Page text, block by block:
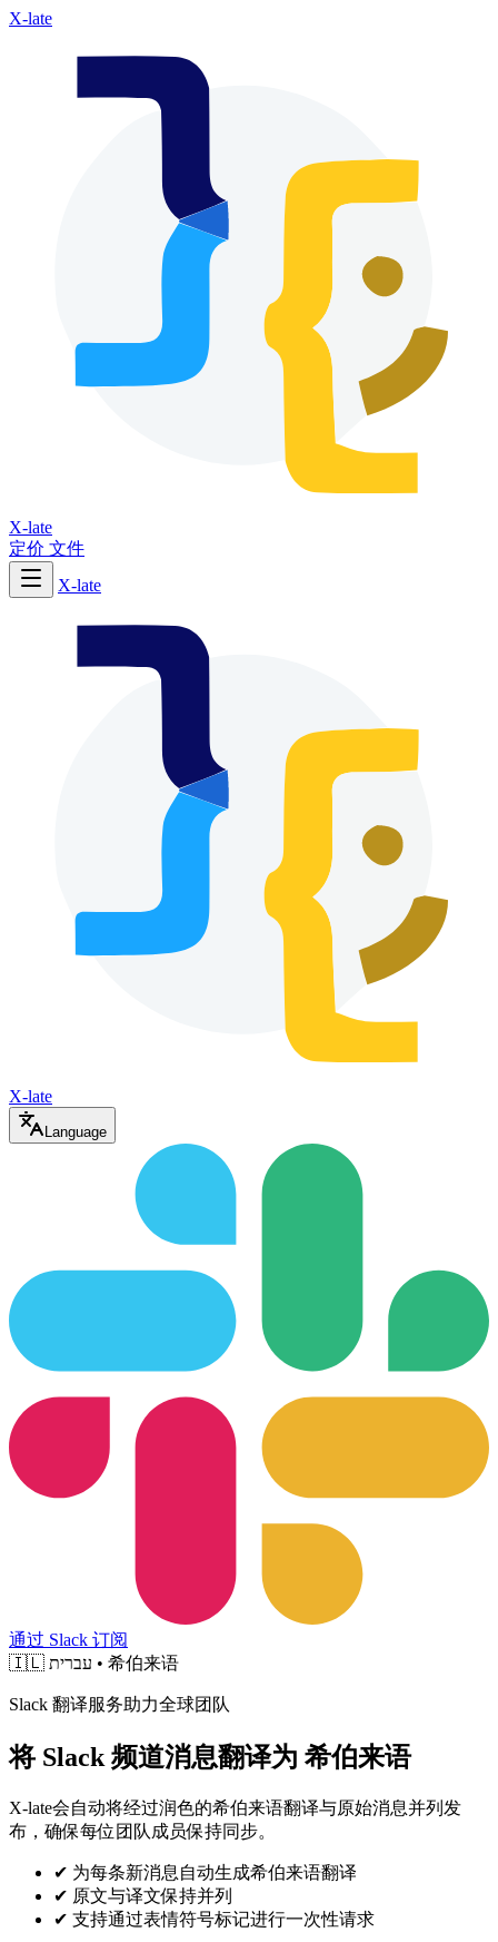
X-late
X-late
定价 文件
X-late
X-late
Language
通过 Slack 订阅
🇮🇱
עברית • 希伯来语
Slack 翻译服务助力全球团队
将 Slack 频道消息翻译为 希伯来语
X-late会自动将经过润色的希伯来语翻译与原始消息并列发
布，确保每位团队成员保持同步。
✔ 为每条新消息自动生成希伯来语翻译
✔ 原文与译文保持并列
✔ 支持通过表情符号标记进行一次性请求